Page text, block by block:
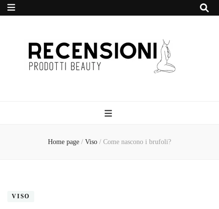
Prodotti Beauty
Home page / Viso / Come nascono i brufoli?
VISO